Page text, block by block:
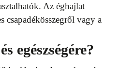
Az éghajlat
vagy a
egészségére?